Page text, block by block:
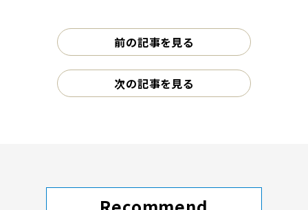
前の記事を見る
次の記事を見る